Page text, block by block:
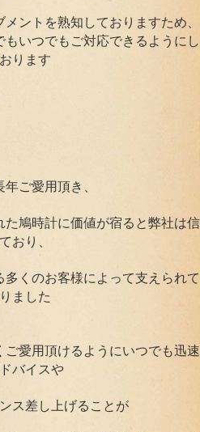
ントを熟知しておりますため、
いつでもご対応できるようにし
ります
ご愛用頂き、
鳩時計に価値が宿ると弊社は信
おり、
くのお客様によって支えられて
ました
愛用頂けるようにいつでも迅速
バイスや
ス差し上げることが